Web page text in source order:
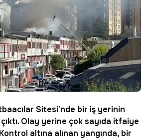
Sitesi'nde bir iş yerinin
çıktı. Olay yerine çok sayıda itfaiye
altına alınan yangında, bir